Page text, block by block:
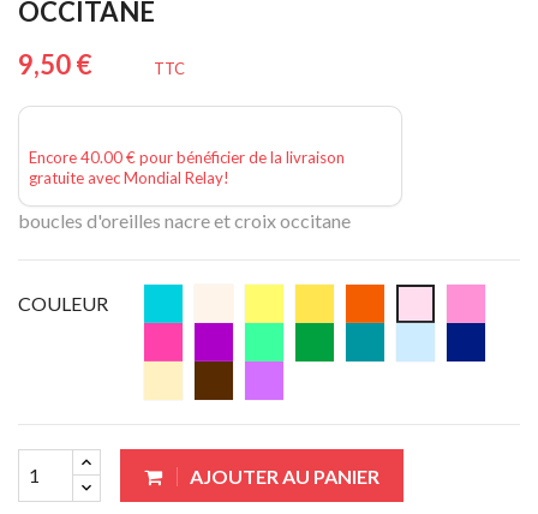
OCCITANE
9,50 €
TTC
Encore 40.00 € pour bénéficier de la livraison
gratuite avec Mondial Relay!
boucles d'oreilles nacre et croix occitane
COULEUR
AJOUTER AU PANIER